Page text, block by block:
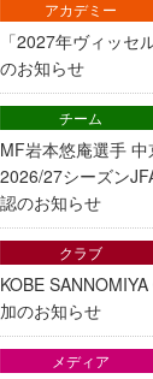
「2027年ヴィッセ
のお知らせ
アカデミー
MF岩本悠庵選手
2026/27シーズン
認のお知らせ
チーム
KOBE
加のお知らせ
クラブ
メディア